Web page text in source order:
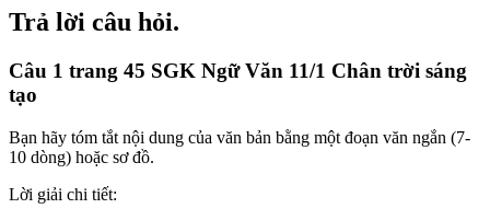
Trả lời câu hỏi.
Câu 1 trang 45 SGK Ngữ Văn 11/1 Chân trời sáng
tạo
Bạn hãy tóm tắt nội dung của văn bản bằng một đoạn văn ngắn (7-
10 dòng) hoặc sơ đồ.
Lời giải chi tiết: